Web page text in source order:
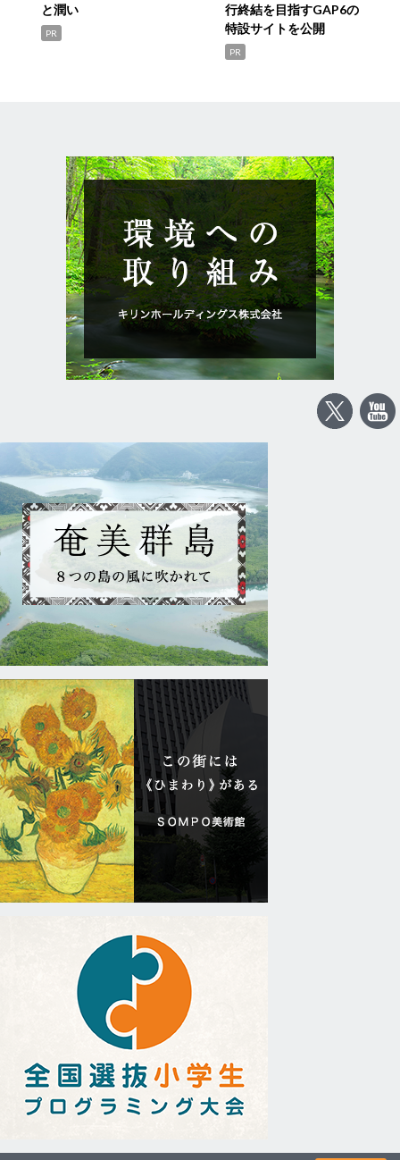
と潤い
PR
行終結を目指すGAP6の
特設サイトを公開
PR